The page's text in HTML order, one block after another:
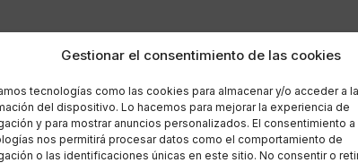
Gestionar el consentimiento de las cookies
tecnologías como las cookies para almacenar y/o acceder a la
del dispositivo. Lo hacemos para mejorar la experiencia de
y para mostrar anuncios personalizados. El consentimiento a
nos permitirá procesar datos como el comportamiento de
o las identificaciones únicas en este sitio. No consentir o
lumbalgia